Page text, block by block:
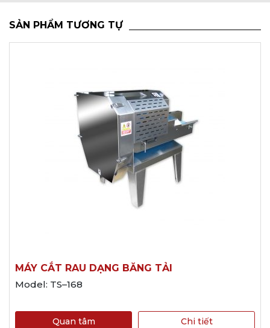
SẢN PHẨM TƯƠNG TỰ
MÁY CẮT RAU DẠNG BĂNG TẢI
Model: TS–168
Quan tâm Chi tiết